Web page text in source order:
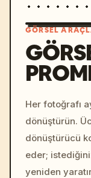
GÖRSEL
Her fotoğrafı
dönüştürün.
dönüştürücü
eder;
yeniden